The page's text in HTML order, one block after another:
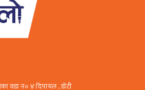
वडा न० ४ दिपायल , डाेटी